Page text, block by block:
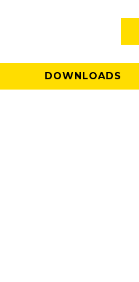
DOWNLOADS